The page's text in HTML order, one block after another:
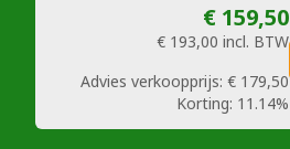
€ 159,50
€ 193,00 incl. BTW
Advies verkoopprijs: € 179,50
Korting: 11.14%